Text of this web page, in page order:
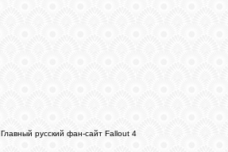
Главный русский фан-сайт Fallout 4